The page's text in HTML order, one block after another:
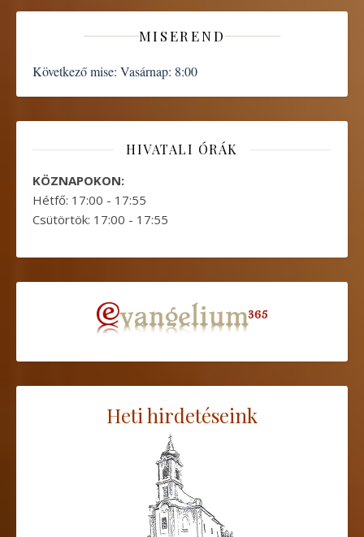
MISEREND
Következő mise: Vasárnap: 8:00
HIVATALI ÓRÁK
KÖZNAPOKON:
Hétfő: 17:00 - 17:55
Csütörtök: 17:00 - 17:55
Heti hirdetéseink